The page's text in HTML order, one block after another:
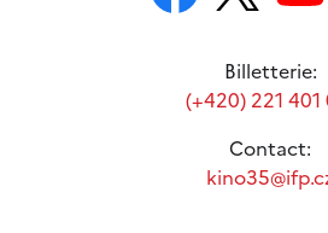
Billetterie:
(+420) 221 401
Contact: